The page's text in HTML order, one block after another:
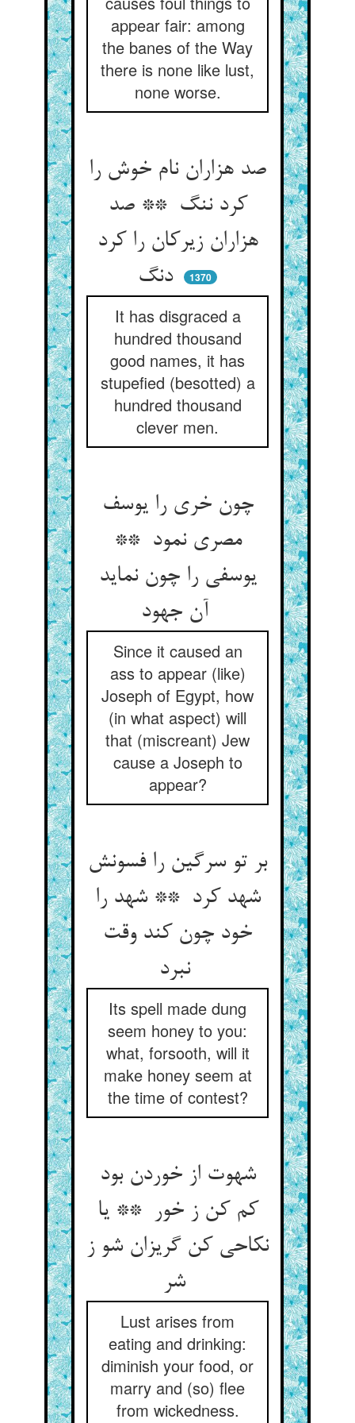
appear fair: among
the banes of the Way
there is none like lust,
none worse.
صد هزاران نام خوش را
کرد ننگ ** صد
هزاران زیرکان را کرد
دنگ
1370
It has disgraced a
hundred thousand
good names, it has
stupefied (besotted) a
hundred thousand
clever men.
چون خری را یوسف
مصری نمود **
یوسفی را چون نماید
Since it caused an
ass to appear (like)
Joseph of Egypt, how
(in what aspect) will
that (miscreant) Jew
cause a Joseph to
appear?
بر تو سرگین را فسونش
شهد کرد ** شهد را
خود چون کند وقت
نبرد
Its spell made dung
seem honey to you:
what, forsooth, will it
make honey seem at
the time of contest?
شهوت از خوردن بود
کم کن ز خور ** یا
نکاحی کن گریزان شو ز
شر
Lust arises from
eating and drinking:
diminish your food, or
marry and (so) flee
from wickedness.